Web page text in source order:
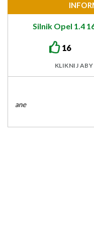
Silnik Opel 1.4
16
KLIKNIJ
Silnik idiotoodporny.
pracy może nie powala,